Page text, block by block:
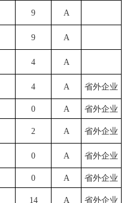
9 A
9 A
4 A
4 A 省外企业
0 A 省外企业
2 A 省外企业
0 A 省外企业
0 A 省外企业
14 A 省外企业